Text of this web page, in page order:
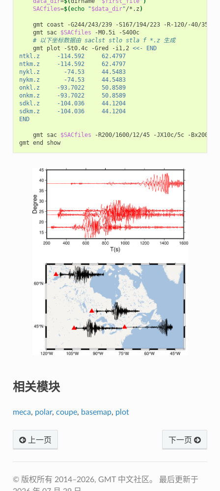
SACfiles=$(echo "$data_dir"/*.z )
gmt coast -G244/243/239 -S167/194/223
-R-120/-40/35/65
gmt
sac $SACfiles -M0.5i
-S400c
# 以下坐标数据由 saclst stlo stla f *.z 生成
gmt
plot -St0.4c -Gred -i1,2 <<- END
ntkl.z     -114.592     62.4797
ntkm.z     -114.592     62.4797
nykl.z       -74.53     44.5483
nykm.z       -74.53     44.5483
onkl.z     -93.7022     50.8589
onkm.z     -93.7022     50.8589
sdkl.z     -104.036     44.1204
sdkm.z     -104.036     44.1204
END
gmt sac $SACfiles -R200/1600/12/45 -JX10c/5c -Bx200+l
gmt end show
相关模块
meca, polar, coupe, basemap, plot
上一页 下一页
© 版权所有 2014–2026, GMT 中文社区。 最后更新于